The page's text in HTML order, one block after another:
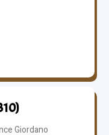
Giordano